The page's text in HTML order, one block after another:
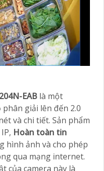
EAB là một
giải lên đến 2.0
và chi tiết. Sản phẩm
Hoàn toàn tin
hình ảnh và cho phép
qua mạng internet.
của camera này là